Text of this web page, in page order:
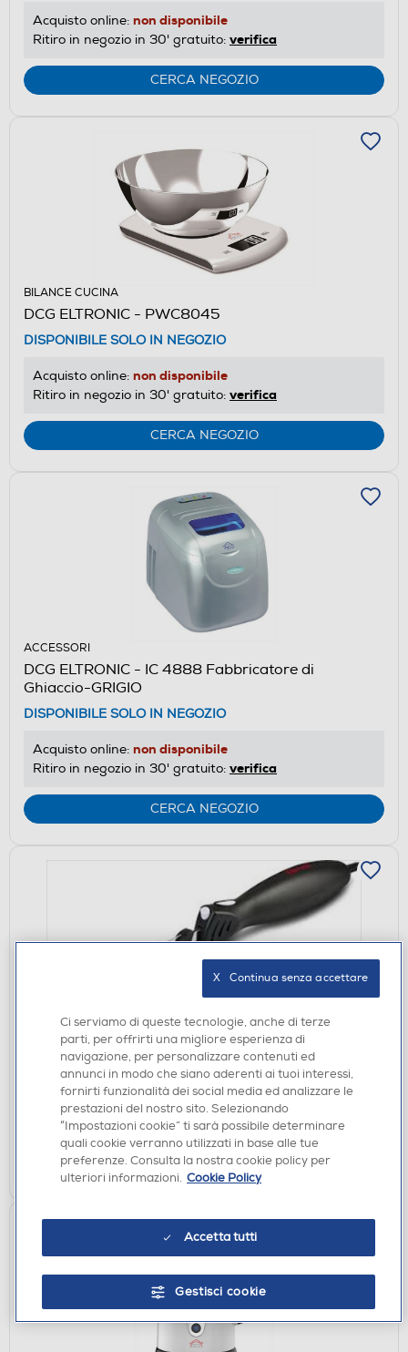
Acquisto online: non disponibile
Ritiro in negozio in 30' gratuito: verifica
CERCA NEGOZIO
BILANCE CUCINA
DCG ELTRONIC - PWC8045
DISPONIBILE SOLO IN NEGOZIO
Acquisto online: non disponibile
Ritiro in negozio in 30' gratuito: verifica
CERCA NEGOZIO
ACCESSORI
DCG ELTRONIC - IC 4888 Fabbricatore di
Ghiaccio-GRIGIO
DISPONIBILE SOLO IN NEGOZIO
Acquisto online: non disponibile
Ritiro in negozio in 30' gratuito: verifica
CERCA NEGOZIO
COLTELLI ELETTRICI
GIRMI - CT1000-Nero
DISPONIBILE SOLO IN NEGOZIO
Acquisto online:non disponibile
Ritiro in negozio in 30' gratuito:verifica
CERCA NEGOZIO
Ci serviamo di queste tecnologie, anche di terze
parti, per offrirti una migliore esperienza di
navigazione, per personalizzare contenuti ed
annunci in modo che siano aderenti ai tuoi interessi,
fornirti funzionalità dei social media ed analizzare le
prestazioni del nostro sito. Selezionando
“Impostazioni cookie” ti sarà possibile determinare
quali cookie verranno utilizzati in base alle tue
preferenze. Consulta la nostra cookie policy per
ulteriori informazioni. Cookie Policy
Accetta tutti
Gestisci cookie
X   Continua senza accettare